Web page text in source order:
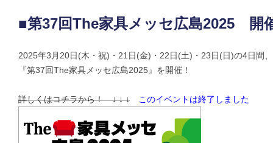
■第37回The家具メッセ広島2025 開
2025年3月20日(木・祝)・21日(金)・22日(土)・23日(日)の4日間
『第37回The家具メッセ広島2025』を開催！
詳しくはコチラから！ ↓ ↓ ↓ このイベントは終了しました